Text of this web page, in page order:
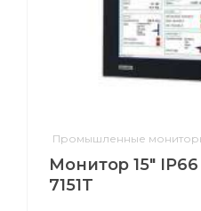
Промышленные
Монитор 15"
7151T